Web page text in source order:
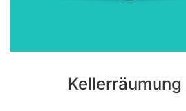
Kellerräumung